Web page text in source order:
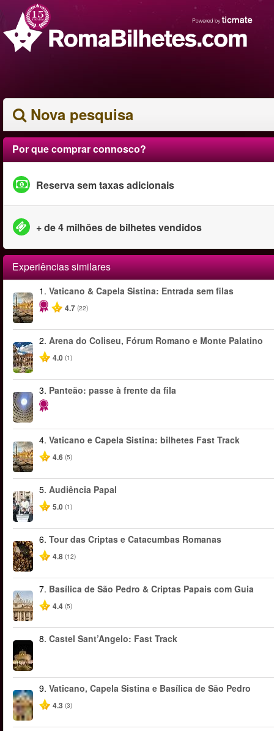
Nova pesquisa
Por que comprar connosco?
Reserva sem taxas adicionais
+ de 4 milhões de bilhetes vendidos
Experiências similares
1. Vaticano & Capela Sistina: Entrada sem filas
4.7 (22)
2. Arena do Coliseu, Fórum Romano e Monte Palatino
4.0 (1)
3. Panteão: passe à frente da fila
4. Vaticano e Capela Sistina: bilhetes Fast Track
4.6 (5)
5. Audiência Papal
5.0 (1)
6. Tour das Criptas e Catacumbas Romanas
4.8 (12)
7. Basílica de São Pedro & Criptas Papais com Guia
4.4 (5)
8. Castel Sant’Angelo: Fast Track
9. Vaticano, Capela Sistina e Basílica de São Pedro
4.3 (3)